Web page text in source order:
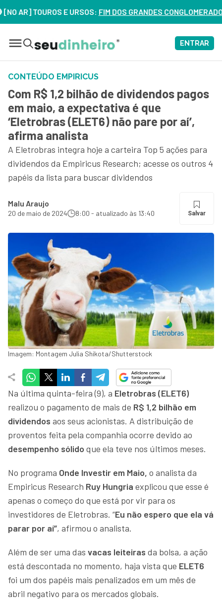
TOUROS E URSOS:FIM DOS GRANDES CONGLOMERADOS
ENTRAR
CONTEÚDO EMPIRICUS
Com R$ 1,2 bilhão de dividendos pagos
em maio, a expectativa é que
‘Eletrobras (ELET6) não pare por aí’,
afirma analista
A Eletrobras integra hoje a carteira Top 5 ações para
dividendos da Empiricus Research; acesse os outros 4
papéis da lista para buscar dividendos
Malu Araujo
20 de maio de 2024 8:00 - atualizado às 13:40 Salvar
Imagem: Montagem Julia Shikota/Shutterstock
Na última quinta-feira (9), a Eletrobras (ELET6)
realizou o pagamento de mais de R$ 1,2 bilhão em
dividendos aos seus acionistas. A distribuição de
proventos feita pela companhia ocorre devido ao
desempenho sólido que ela teve nos últimos meses.
No programa Onde Investir em Maio, o analista da
Empiricus Research Ruy Hungria explicou que esse é
apenas o começo do que está por vir para os
investidores de Eletrobras. “Eu não espero que ela vá
parar por aí”, afirmou o analista.
Além de ser uma das vacas leiteiras da bolsa, a ação
está descontada no momento, haja vista que ELET6
foi um dos papéis mais penalizados em um mês de
abril negativo para os mercados globais.